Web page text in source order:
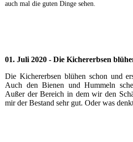
auch mal die guten Dinge sehen.
01. Juli 2020 - Die Kichererbsen
Die Kichererbsen blühen schon und
Auch den Bienen und Hummeln
Außer der Bereich in dem wir den
mir der Bestand sehr gut. Oder was